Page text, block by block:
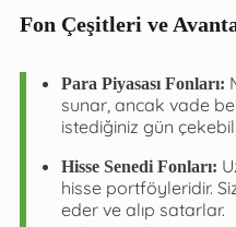
Fon Çeşitleri ve
Para Piyasası Fonları:
sunar, ancak vade
istediğiniz gün
Hisse Senedi Fonları:
hisse portföyleridir.
eder ve alıp satarlar.